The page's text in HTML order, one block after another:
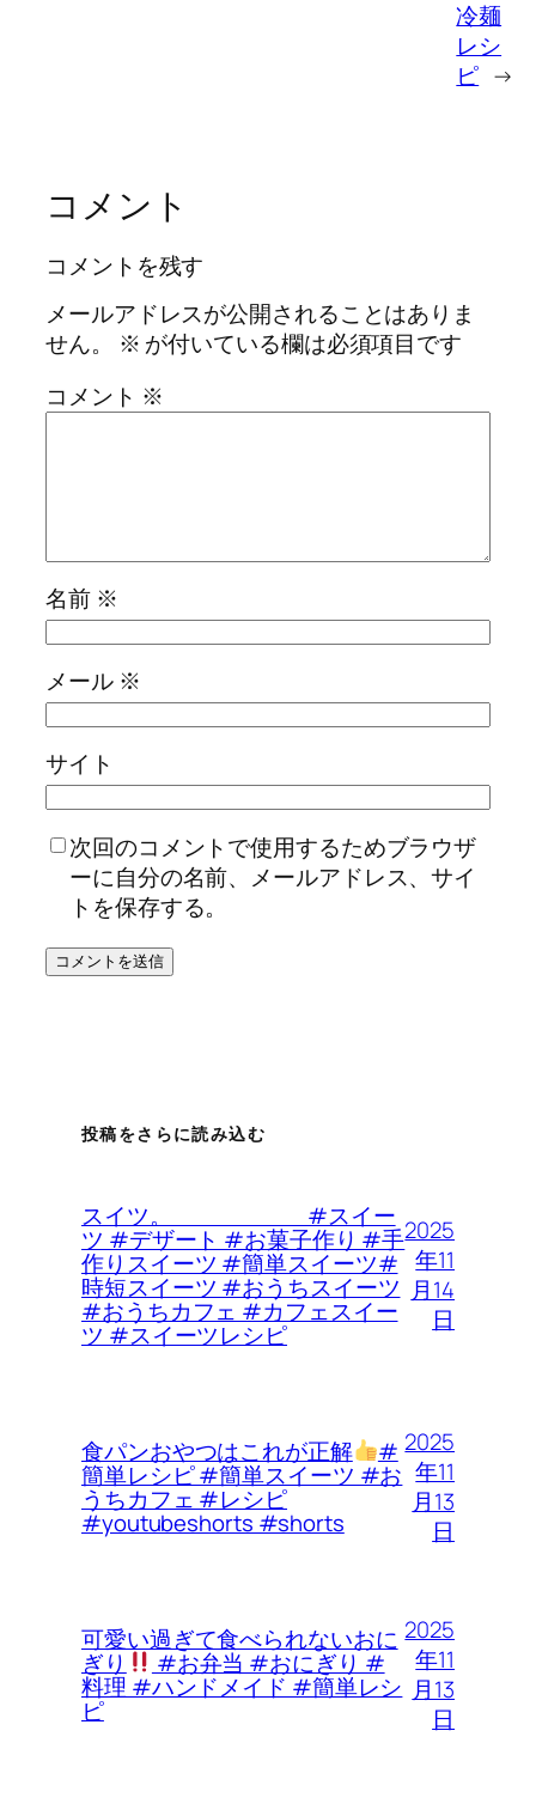
冷麺
レシ
ピ →
コメント
コメントを残す
メールアドレスが公開されることはありま
せん。
※ が付いている欄は必須項目です
コメント ※
名前 ※
メール ※
サイト
次回のコメントで使用するためブラウザ
ーに自分の名前、メールアドレス、サイ
トを保存する。
投稿をさらに読み込む
スイツ。 #スイー
ツ #デザート #お菓子作り #手
作りスイーツ #簡単スイーツ#
時短スイーツ #おうちスイーツ
#おうちカフェ #カフェスイー
ツ #スイーツレシピ
2025
年11
月14
日
食パンおやつはこれが正解 #
簡単レシピ #簡単スイーツ #お
うちカフェ #レシピ
#youtubeshorts #shorts
2025
年11
月13
日
可愛い過ぎて食べられないおに
ぎり #お弁当 #おにぎり #
料理 #ハンドメイド #簡単レシ
ピ
2025
年11
月13
日